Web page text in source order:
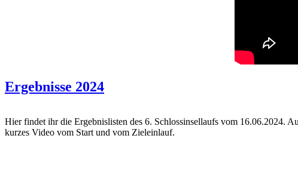
Ergebnisse 2024
Hier findet ihr die Ergebnislisten des 6. Schlossinsellaufs vom 16.06.2024.
kurzes Video vom Start und vom Zieleinlauf.